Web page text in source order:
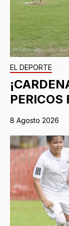
EL DEPORTE
8 Agosto 2026